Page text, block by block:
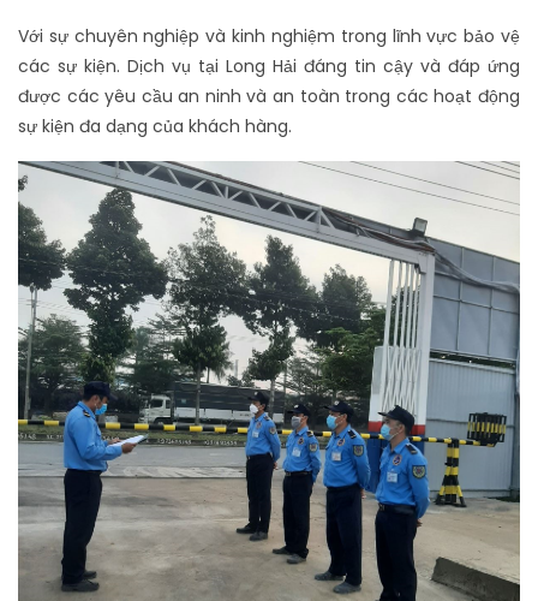
Với sự chuyên nghiệp và kinh nghiệm trong lĩnh vực bảo vệ
các sự kiện. Dịch vụ tại Long Hải đáng tin cậy và đáp ứng
được các yêu cầu an ninh và an toàn trong các hoạt động
sự kiện đa dạng của khách hàng.